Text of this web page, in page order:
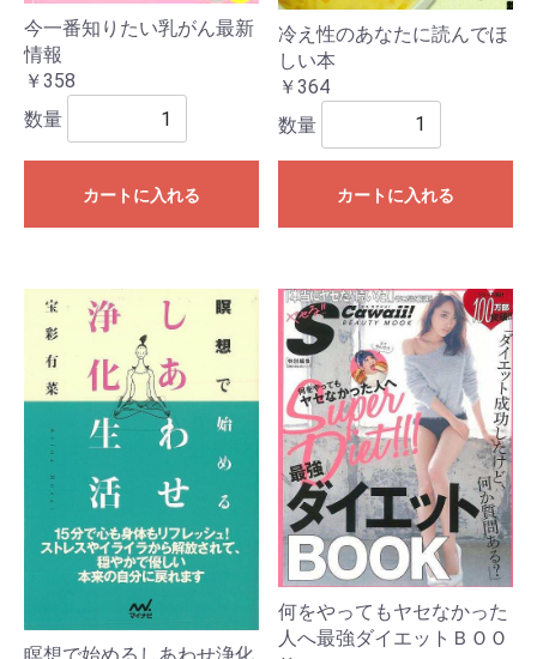
今一番知りたい乳がん最新
情報
￥358
数量
カートに入れる
冷え性のあなたに読んでほ
しい本
￥364
数量
カートに入れる
瞑想で始めるしあわせ浄化
何をやってもヤセなかった
人へ最強ダイエットＢＯＯ